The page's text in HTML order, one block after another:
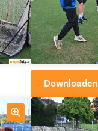
Downloaden